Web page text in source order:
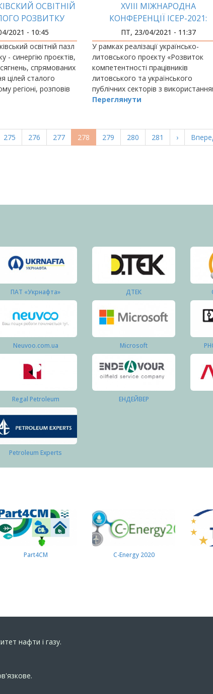
ОСВІТНІЙ
РОЗВИТКУ
2021 - 10:45
освітній пазл
- синергію проєктів,
спрямованих
цілей сталого
регіоні, розповів
проректор
XVIII МІЖНАРОДНА
КОНФЕРЕНЦІЇ ICEP-2021:
УКРАЇНСЬКО-ЛИТОВСЬКИЙ
ВЕКТОР ДИЗАЙН-
ПТ, 23/04/2021 - 11:37
У рамках реалізації українсько-
литовського проєкту «Розвиток
компетентності працівників
литовського та українського
публічних секторів з
методології дизайн-мислення» 23
Переглянути
Page
275 Page
276 Page
277
Поточна
сторінка
278 Page
279 Page
280 Page
281
Наступна
сторінка
›
ПАТ «Укрнафта» ДТЕК
Neuvoo.com.ua Microsoft
Regal Petroleum ЕНДЕЙВЕР
Petroleum Experts
Part4СМ C-Energy 2020
нафти і газу.